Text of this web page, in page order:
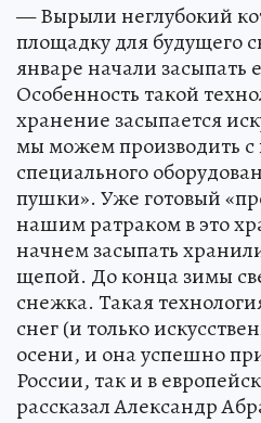
— Вырыли неглубокий
площадку для будущего
январе начали засыпать
Особенность такой
хранение засыпается
мы можем производить
специального
пушки». Уже готовый
нашим ратраком в это
начнем засыпать
щепой. До конца зимы
снежка. Такая
снег (и только
осени, и она успешно
России, так и в
рассказал Александр